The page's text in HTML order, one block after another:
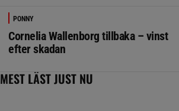
PONNY
Cornelia Wallenborg tillbaka – vinst
efter skadan
MEST LÄST JUST NU